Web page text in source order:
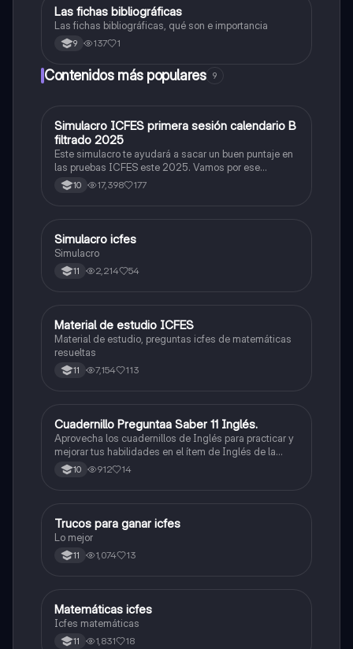
Lengua Castellana
Las fichas bibliográficas
Las fichas bibliográficas, qué son e importancia
9 137 1
Contenidos más populares 9
ICFES: Matemáticas
Simulacro ICFES primera sesión calendario B
filtrado 2025
Este simulacro te ayudará a sacar un buen puntaje en
las pruebas ICFES este 2025. Vamos por ese
500/500. Y poder ser admitido en la universidad que
quieras, estudiar la carrera que quieres y no la que te
10 17,398 177
ICFES: Lectura Crítica
Simulacro icfes
Simulacro
11 2,214 54
ICFES: Matemáticas
Material de estudio ICFES
Material de estudio, preguntas icfes de matemáticas
resueltas
11 7,154 113
ICFES: Inglés
Cuadernillo Preguntaa Saber 11 Inglés.
Aprovecha los cuadernillos de Inglés para practicar y
mejorar tus habilidades en el ítem de Inglés de la
Prueba Saber 11. 🫡
10 912 14
Química
Trucos para ganar icfes
Lo mejor
11 1,074 13
ICFES: Matemáticas
Matemáticas icfes
Icfes matemáticas
11 1,831 18